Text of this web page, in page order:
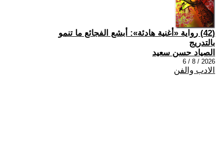
(42) رواية «أغنية هادئة»: أبشع الفجائع ما تنمو
بالتدريج
الصياد حسن سعيد
2026 / 8 / 6
الادب والفن